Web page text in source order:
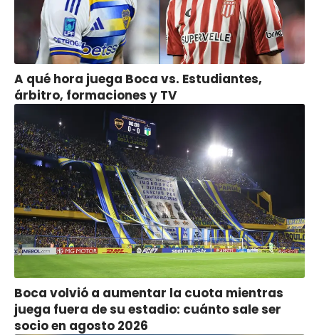
A qué hora juega Boca vs. Estudiantes,
árbitro, formaciones y TV
Boca volvió a aumentar la cuota mientras
juega fuera de su estadio: cuánto sale ser
socio en agosto 2026